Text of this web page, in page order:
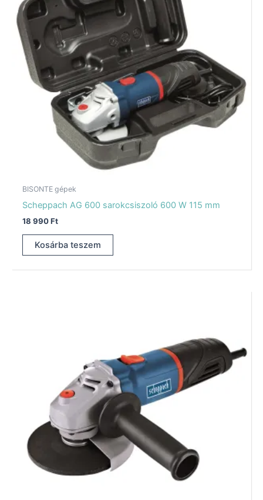
BISONTE gépek
Scheppach AG 600 sarokcsiszoló 600 W 115 mm
18 990Ft
Kosárba teszem